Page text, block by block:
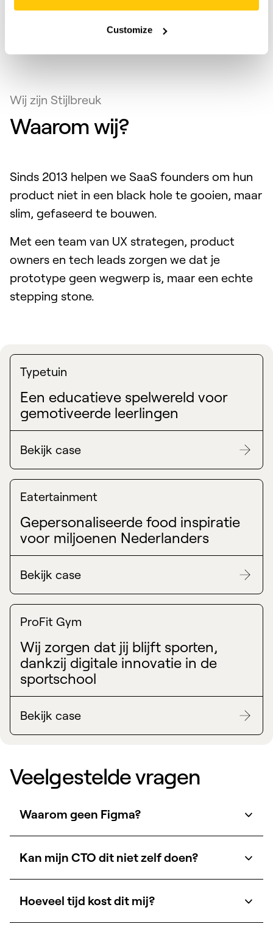
Customize
verder kan oppakken.
Wij zijn Stijlbreuk
Waarom wij?
Sinds 2013 helpen we SaaS founders om hun
product niet in een black hole te gooien, maar
slim, gefaseerd te bouwen.
Met een team van UX strategen, product
owners en tech leads zorgen we dat je
prototype geen wegwerp is, maar een echte
stepping stone.
Typetuin
Een educatieve spelwereld voor
gemotiveerde leerlingen
Bekijk case
Eatertainment
Gepersonaliseerde food inspiratie
voor miljoenen Nederlanders
Bekijk case
ProFit Gym
Wij zorgen dat jij blijft sporten,
dankzij digitale innovatie in de
sportschool
Bekijk case
Veelgestelde vragen
Waarom geen Figma?
Kan mijn CTO dit niet zelf doen?
Hoeveel tijd kost dit mij?